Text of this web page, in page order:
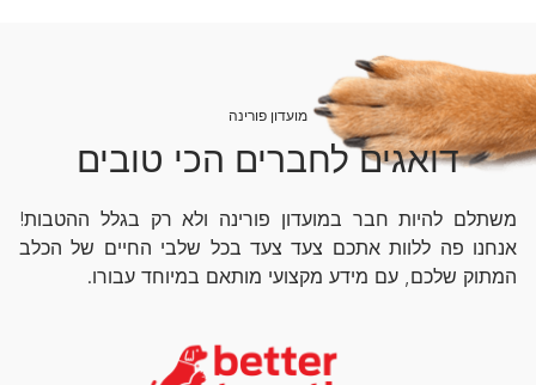
מועדון פורינה
דואגים לחברים הכי טובים
משתלם להיות חבר במועדון פורינה ולא רק בגלל ההטבות!
אנחנו פה ללוות אתכם צעד צעד בכל שלבי החיים של הכלב
המתוק שלכם, עם מידע מקצועי מותאם במיוחד עבורו.